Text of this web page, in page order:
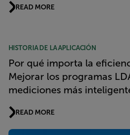
READ MORE
HISTORIA DE LA APLICACIÓN
Por qué importa la
Mejorar los programas
mediciones más
READ MORE